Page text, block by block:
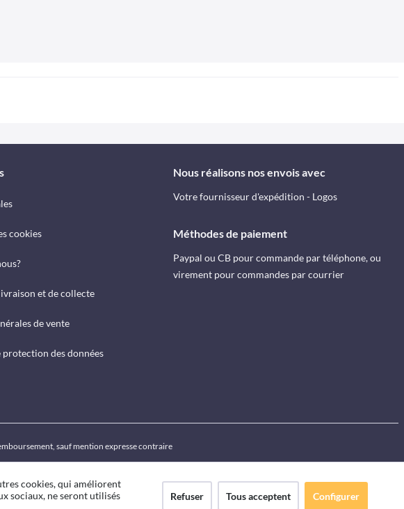
cookies
et de collecte
de vente
des données
Nous réalisons nos envois avec
Votre fournisseur d'expédition - Logos
Méthodes de paiement
Paypal ou CB pour commande par téléphone, ou
virement pour commandes par courrier
sauf mention expresse contraire
cookies, qui améliorent
sociaux, ne seront utilisés
Refuser Tous acceptent Configurer